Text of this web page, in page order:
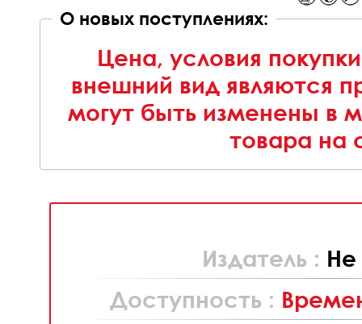
О новых поступлениях:
Цена, условия
внешний вид являются
могут быть изменены в
товара на
Издатель : Не
Доступность :